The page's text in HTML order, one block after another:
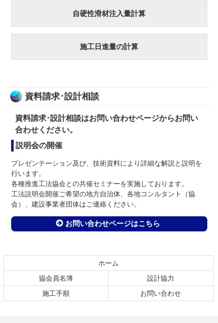
自硬性滑材注入量計算
施工日進量の計算
資料請求･設計相談
資料請求･設計相談はお問い合わせページからお問い
合わせください。
説明会の開催
プレゼンテーション及び、技術資料により詳細な解説と説明を
行います。
各種推進工法協会との共催セミナーを実施しております。
工法説明会開催ご希望の地方自治体、各地コンルタント（協
会）、建設事業者団体はご連絡ください。
お問い合わせページはこちら
ン
文
の
へ
ホーム
協会員名簿
設計協力
施工手順
お問い合わせ